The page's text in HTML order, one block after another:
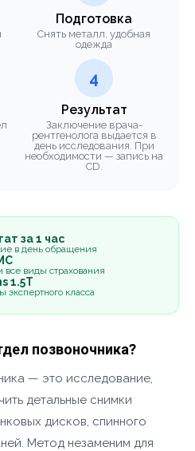
Подготовка
Снять металл, удобная
одежда
4
Результат
Заключение врача-
рентгенолога выдается в
день исследования. При
необходимости — запись на
CD.
за 1 час
в день обращения
виды страхования
1.5Т
экспертного класса
позвоночника?
— это исследование,
детальные снимки
дисков, спинного
Метод незаменим для